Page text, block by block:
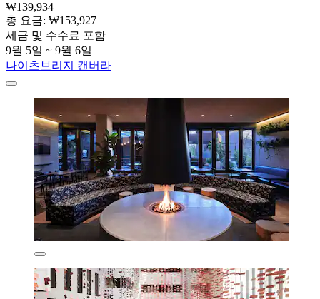
₩139,934
총 요금: ₩153,927
세금 및 수수료 포함
9월 5일 ~ 9월 6일
나이츠브리지 캔버라